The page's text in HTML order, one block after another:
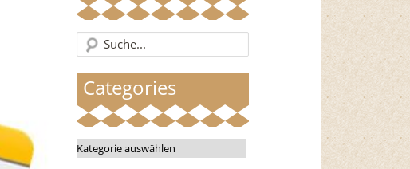
Categories
Categories